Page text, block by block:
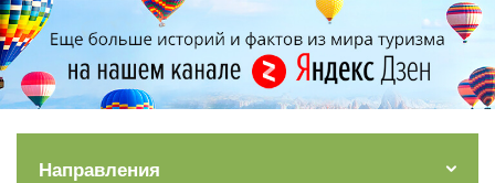
Направления